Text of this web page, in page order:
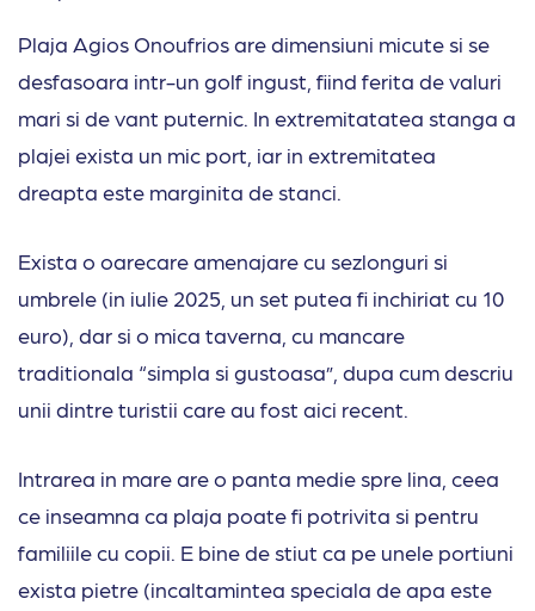
Plaja Agios Onoufrios are dimensiuni micute si se
desfasoara intr-un golf ingust, fiind ferita de valuri
mari si de vant puternic. In extremitatatea stanga a
plajei exista un mic port, iar in extremitatea
dreapta este marginita de stanci.
Exista o oarecare amenajare cu sezlonguri si
umbrele (in iulie 2025, un set putea fi inchiriat cu 10
euro), dar si o mica taverna, cu mancare
traditionala “simpla si gustoasa”, dupa cum descriu
unii dintre turistii care au fost aici recent.
Intrarea in mare are o panta medie spre lina, ceea
ce inseamna ca plaja poate fi potrivita si pentru
familiile cu copii. E bine de stiut ca pe unele portiuni
exista pietre (incaltamintea speciala de apa este